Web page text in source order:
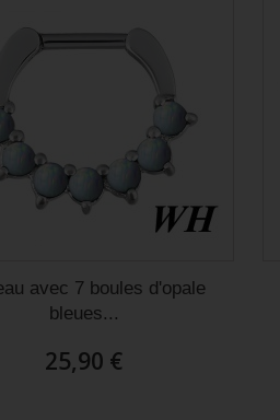
avec 7 boules d'opale
bleues...
25,90 €